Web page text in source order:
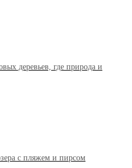
деревьев, где природа и
с пляжем и пирсом